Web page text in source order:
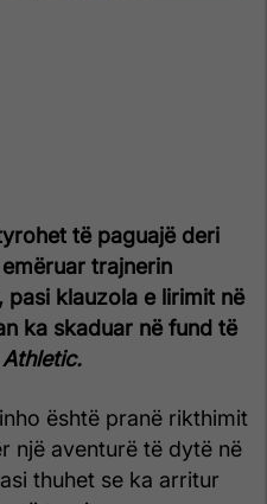
të paguajë deri
trajnerin
klauzola e lirimit në
ka skaduar në fund të
Athletic.
është pranë rikthimit
një aventurë të dytë në
thuhet se ka arritur